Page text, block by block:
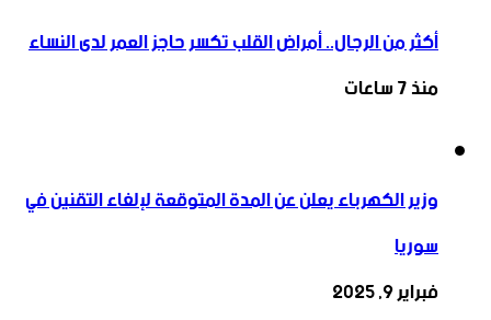
أكثر من الرجال.. أمراض القلب تكسر حاجز العمر لدى النساء
منذ 7 ساعات
وزير الكهرباء يعلن عن المدة المتوقعة لإلغاء التقنين في
سوريا
فبراير 9, 2025